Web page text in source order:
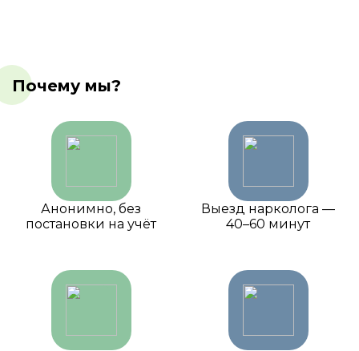
Почему мы?
Анонимно, без
постановки на учёт
Выезд нарколога —
40–60 минут